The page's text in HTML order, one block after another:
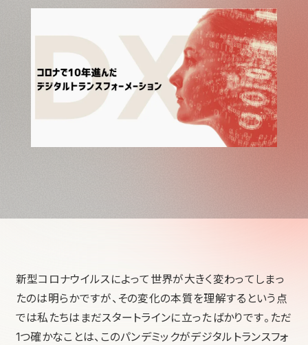
新型コロナウイルスによって世界が大きく変わってしまっ
たのは明らかですが、その変化の本質を理解するという点
では私たちはまだスタートラインに立ったばかりです。ただ
1つ確かなことは、このパンデミックがデジタルトランスフォ